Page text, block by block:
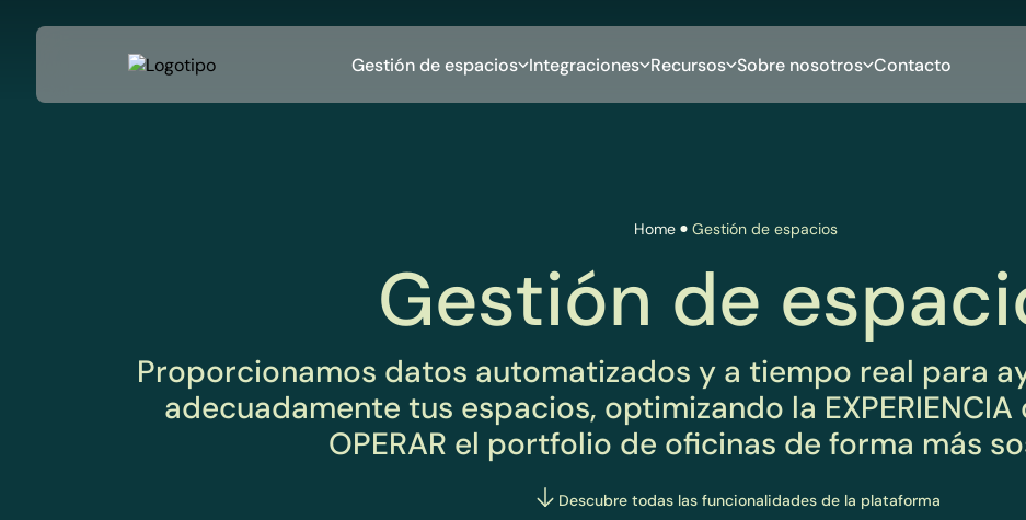
Gestión de espacios Integraciones Recursos Sobre nosotros Contacto
Home Gestión de espacios
Gestión de
Proporcionamos datos automatizados y a tiempo real para
adecuadamente tus espacios, optimizando la
OPERAR el portfolio de oficinas de forma más
Descubre todas las funcionalidades de la plataforma